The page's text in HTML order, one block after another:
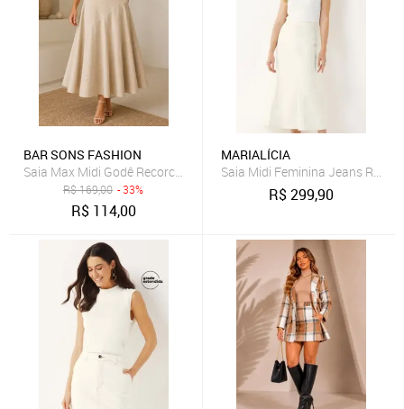
BAR SONS FASHION
Saia Max Midi Godê Recorco Assimetrico Cintura Alta em Linho
R$169,00 - 33%
R$ 114,00
MARIALÍCIA
Saia Midi Feminina Jeans
R$299,90